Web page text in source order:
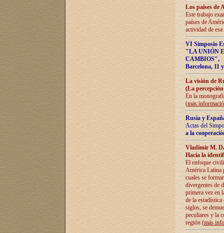
Los países de
Este trabajo
países de
actividad de
VI Simposio
"LA UNIÓN
CAMBIOS",
Barcelona, 11
La visión de
(La
En la
(más
Rusia y
Actas del
a la
Vladímir M.
Hacia la
El enfoque
América Latina
cuales se
divergentes de
primera vez en
de la
siglos, se
peculiares y la
región (más